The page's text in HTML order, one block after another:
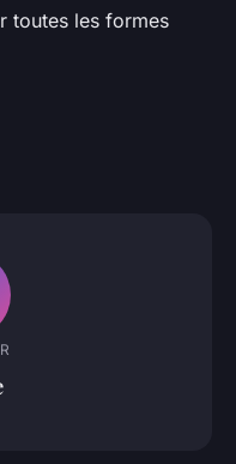
toutes les formes